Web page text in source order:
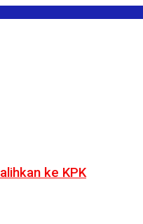
ke KPK